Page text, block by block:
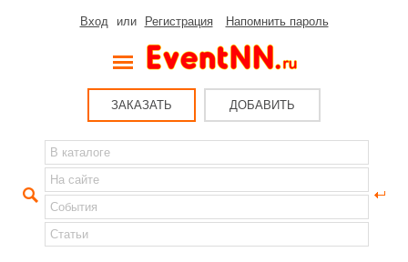
Вход или Регистрация Напомнить пароль
ЗАКАЗАТЬ ДОБАВИТЬ